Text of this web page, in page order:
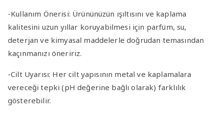
-Kullanım Önerisi: Ürününüzün ışıltısını ve kaplama
kalitesini uzun yıllar koruyabilmesi için parfüm, su,
deterjan ve kimyasal maddelerle doğrudan temasından
kaçınmanızı öneririz.
-Cilt Uyarısı: Her cilt yapısının metal ve kaplamalara
vereceği tepki (pH değerine bağlı olarak) farklılık
gösterebilir.